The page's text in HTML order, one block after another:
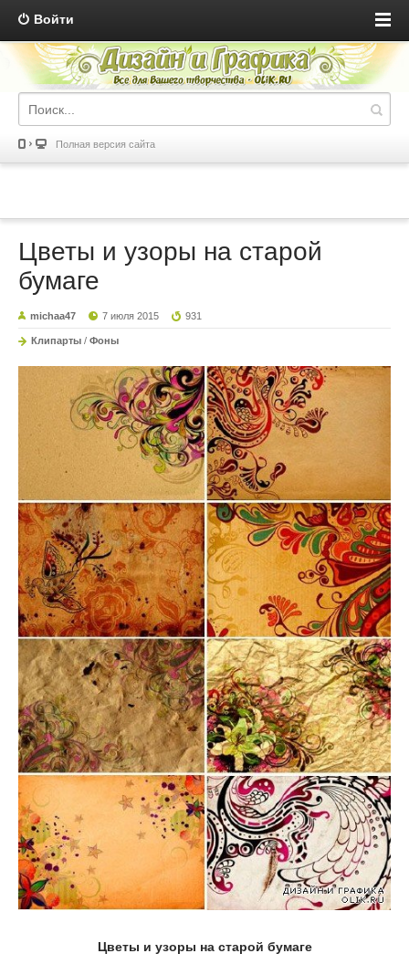
Войти
Полная версия сайта
Цветы и узоры на старой
бумаге
michaa47 7 июля 2015 931
Клипарты / Фоны
Цветы и узоры на старой бумаге